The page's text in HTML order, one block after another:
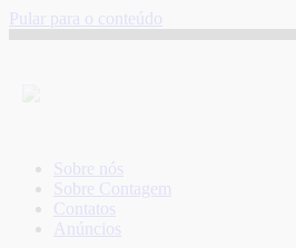
Pular para o conteúdo
Sobre nós
Sobre Contagem
Contatos
Anúncios